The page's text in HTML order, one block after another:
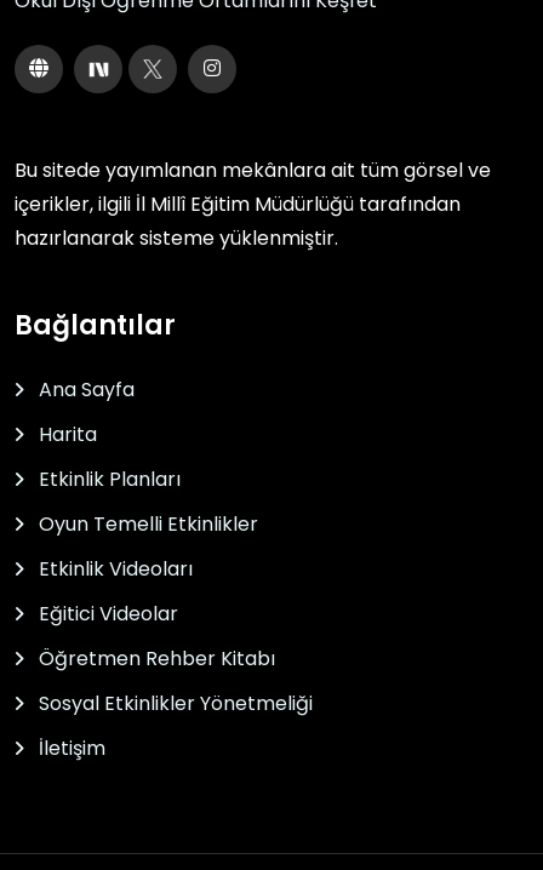
Bu sitede yayımlanan mekânlara ait tüm görsel ve
içerikler, ilgili İl Millî Eğitim Müdürlüğü tarafından
hazırlanarak sisteme yüklenmiştir.
Bağlantılar
Ana Sayfa
Harita
Etkinlik Planları
Oyun Temelli Etkinlikler
Etkinlik Videoları
Eğitici Videolar
Öğretmen Rehber Kitabı
Sosyal Etkinlikler Yönetmeliği
İletişim